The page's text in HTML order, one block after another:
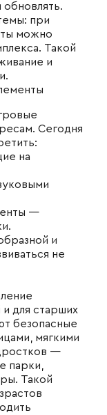
обновлять.
при
можно
Такой
и
Сегодня
на
—
и
не
для старших
безопасные
, мягкими
—
парки,
Такой